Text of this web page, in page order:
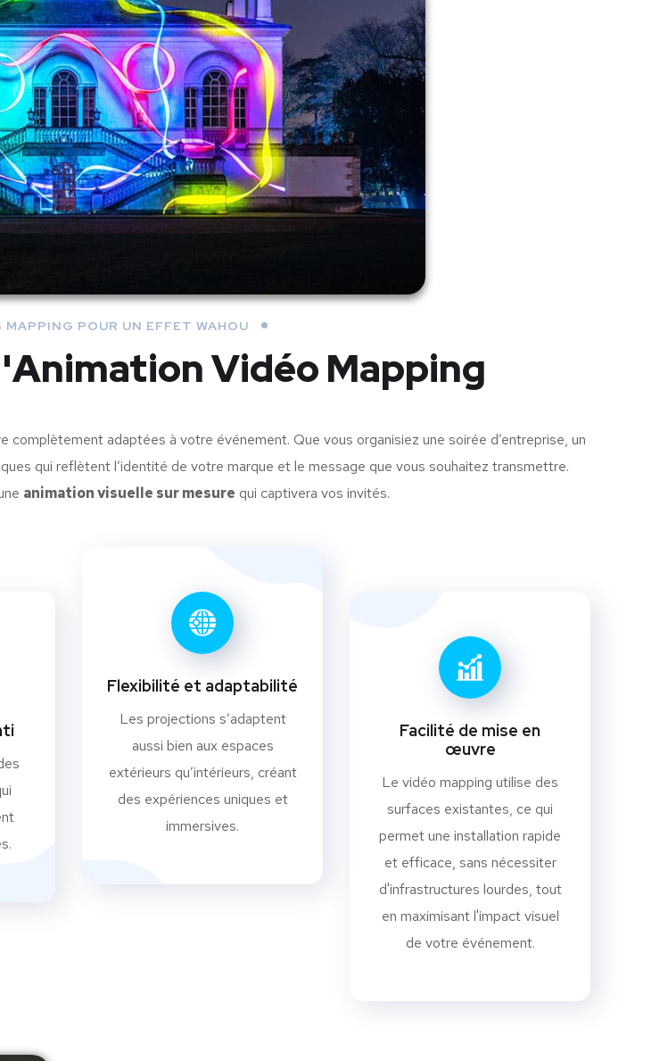
POUR UN EFFET WAHOU
Vidéo Mapping
complètement adaptées à votre événement. Que vous organisiez une soirée d’entreprise, un
qui reflètent l’identité de votre marque et le message que vous souhaitez transmettre.
animation visuelle sur mesure qui captivera vos invités.
Flexibilité et adaptabilité
Les projections s’adaptent
aussi bien aux espaces
extérieurs qu’intérieurs, créant
des expériences uniques et
immersives.
Facilité de mise en
œuvre
Le vidéo mapping utilise des
surfaces existantes, ce qui
permet une installation rapide
et efficace, sans nécessiter
d'infrastructures lourdes, tout
en maximisant l'impact visuel
de votre événement.